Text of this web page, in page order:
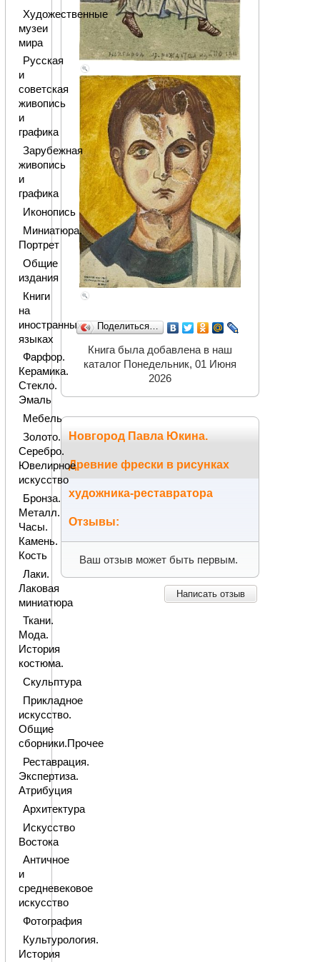
Поделиться…
Книга была добавлена в наш
каталог Понедельник, 01 Июня
2026
Новгород Павла Юкина.
Древние фрески в рисунках
художника-реставратора
Отзывы:
Ваш отзыв может быть первым.
Написать отзыв
Художественные
музеи
мира
Русская
и
советская
живопись
и
графика
Зарубежная
живопись
и
графика
Иконопись
Миниатюра.
Портрет
Общие
издания
Книги
на
иностранных
языках
Фарфор.
Керамика.
Стекло.
Эмаль
Мебель
Золото.
Серебро.
Ювелирное
искусство
Бронза.
Металл.
Часы.
Камень.
Кость
Лаки.
Лаковая
миниатюра
Ткани.
Мода.
История
костюма.
Скульптура
Прикладное
искусство.
Общие
сборники.Прочее
Реставрация.
Экспертиза.
Атрибуция
Архитектура
Искусство
Востока
Античное
и
средневековое
искусство
Фотография
Культурология.
История